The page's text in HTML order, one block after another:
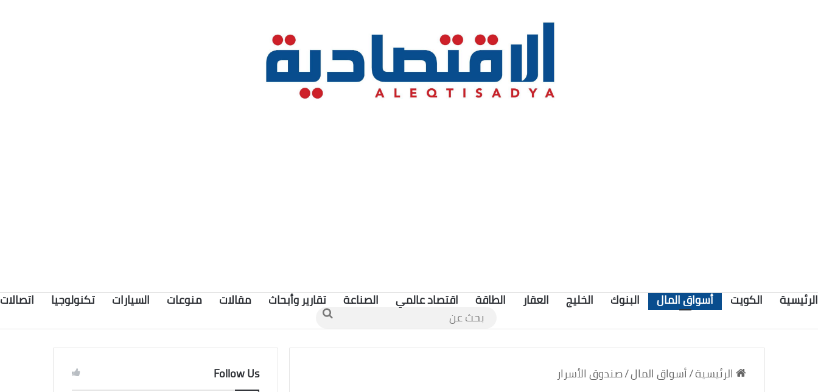
الرئيسية الكويت أسواق المال البنوك الخليج العقار الطاقة اقتصاد عالمي الصناعة تقارير وأبحاث مقالات منوعات السيارات تكنولوجيا اتصالات
بحث
عن
الرئيسية/أسواق المال/صندوق الأسرار Follow Us